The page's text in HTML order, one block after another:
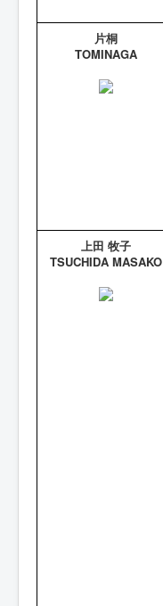
片桐
TOMINAGA
上田 牧子
TSUCHIDA MASAKO